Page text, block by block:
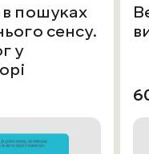
пошуках
сенсу.
у